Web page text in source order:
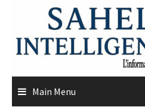
content
Main Menu